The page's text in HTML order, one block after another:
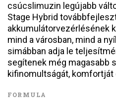
csúcslimuzin legújabb
Stage Hybrid
akkumulátorvezérlésének
mind a városban, mind a
simábban adja le
segítenek még magasabb
kifinomultságát, komfortját
FORMULA